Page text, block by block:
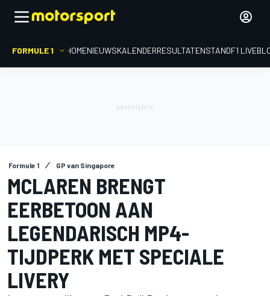
FORMULE 1 HOMENIEUWSKALENDERRESULTATENSTANDF1
Formule 1 GP van Singapore
MCLAREN BRENGT
EERBETOON AAN
LEGENDARISCH MP4-
TIJDPERK MET SPECIALE
LIVERY